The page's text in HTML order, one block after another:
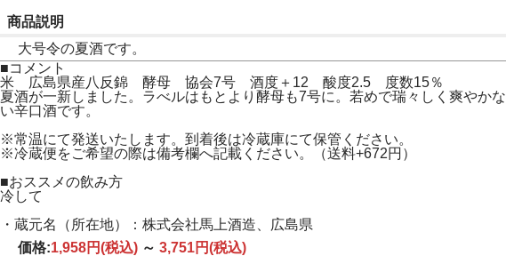
商品説明
大号令の夏酒です。
■コメント
米 広島県産八反錦 酵母 協会7号 酒度＋12 酸度2.5 度数15％
夏酒が一新しました。ラべルはもとより酵母も7号に。若めで瑞々しく爽や
い辛口酒です。
※常温にて発送いたします。到着後は冷蔵庫にて保管ください。
※冷蔵便をご希望の際は備考欄へ記載ください。（送料+672円）
■おススメの飲み方
冷して
・蔵元名（所在地）：株式会社馬上酒造、広島県
価格:1,958円(税込) ～ 3,751円(税込)